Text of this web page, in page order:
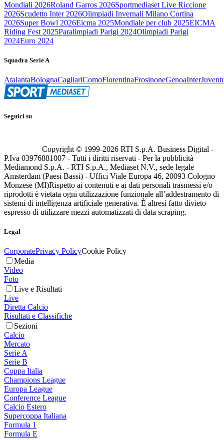
Mondiali 2026Roland Garros 2026Sportmediaset Live Riccione
2026Scudetto Inter 2026Olimpiadi Invernali Milano Cortina
2026Super Bowl 2026Eicma 2025Mondiale per club 2025EICMA
Riding Fest 2025Paralimpiadi Parigi 2024Olimpiadi Parigi
2024Euro 2024
Squadra Serie A
AtalantaBolognaCagliariComoFiorentinaFrosinoneGenoaInter
Seguici su
Copyright © 1999-2026 RTI S.p.A. Business Digital -
P.Iva 03976881007 - Tutti i diritti riservati - Per la pubblicità
Mediamond S.p.A. - RTI S.p.A., Mediaset N.V., sede legale
Amsterdam (Paesi Bassi) - Uffici Viale Europa 46, 20093 Cologno
Monzese (MI)Rispetto ai contenuti e ai dati personali trasmessi e/o
riprodotti è vietata ogni utilizzazione funzionale all’addestramento di
sistemi di intelligenza artificiale generativa. È altresì fatto divieto
espresso di utilizzare mezzi automatizzati di data scraping.
Legal
CorporatePrivacy PolicyCookie Policy
Media
Video
Foto
Live e Risultati
Live
Diretta Calcio
Risultati e Classifiche
Sezioni
Calcio
Mercato
Serie A
Serie B
Coppa Italia
Champions League
Europa League
Conference League
Calcio Estero
Supercoppa Italiana
Formula 1
Formula E